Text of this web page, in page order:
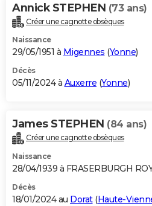
Annick STEPHEN (73 ans)
Créer une cagnotte obsèques
Naissance
29/05/1951 à Migennes (Yonne)
Décès
05/11/2024 à Auxerre (Yonne)
James STEPHEN (84 ans)
Créer une cagnotte obsèques
Naissance
28/04/1939 à FRASERBURGH
Décès
18/01/2024 au Dorat(Haute-